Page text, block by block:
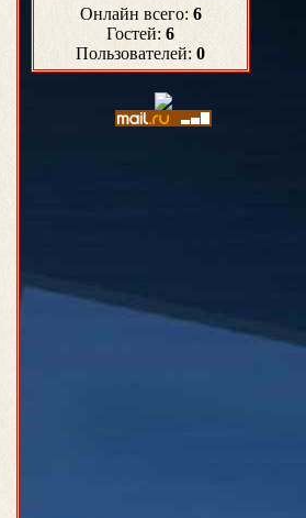
Онлайн всего: 6
Гостей: 6
Пользователей: 0